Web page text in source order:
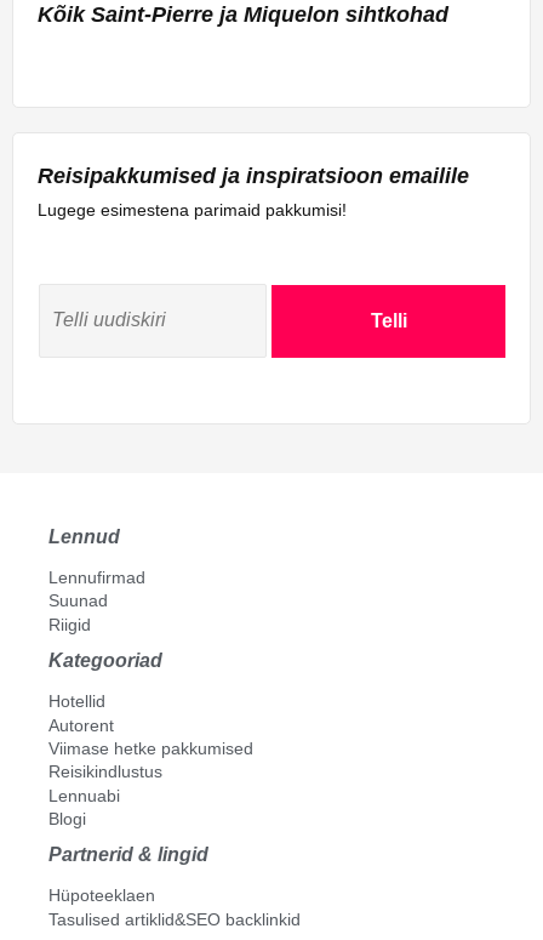
Kõik Saint-Pierre ja Miquelon sihtkohad
Reisipakkumised ja inspiratsioon emailile
Lugege esimestena parimaid pakkumisi!
Telli
Lennud
Lennufirmad
Suunad
Riigid
Kategooriad
Hotellid
Autorent
Viimase hetke pakkumised
Reisikindlustus
Lennuabi
Blogi
Partnerid & lingid
Hüpoteeklaen
Tasulised artiklid&SEO backlinkid